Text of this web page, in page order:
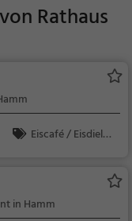
Rathaus
Eiscafé / Eisdiele,
in Hamm